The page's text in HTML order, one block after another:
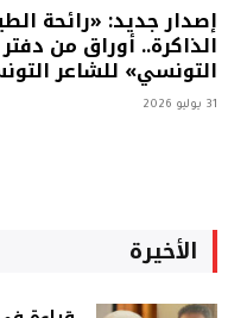
إصدار جديد: «رائحة
الذاكرة.. أوراق من
التونسي» للشاعر
31 يوليو 2026
الأخيرة